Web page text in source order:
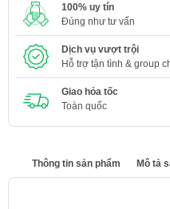
100% uy tín
Đúng như tư vấn
Dịch vụ vượt trội
Hỗ trợ tận tình & group
Giao hỏa tốc
Toàn quốc
Thông tin sản phẩm Mô tả